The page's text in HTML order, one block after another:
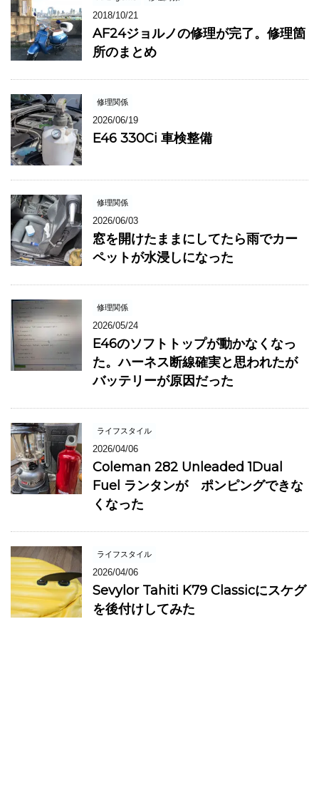
2018/10/21
AF24ジョルノの修理が完了。修理箇
所のまとめ
修理関係
2026/06/19
E46 330Ci 車検整備
修理関係
2026/06/03
窓を開けたままにしてたら雨でカー
ペットが水浸しになった
修理関係
2026/05/24
E46のソフトトップが動かなくなっ
た。ハーネス断線確実と思われたが
バッテリーが原因だった
ライフスタイル
2026/04/06
Coleman 282 Unleaded 1Dual
Fuel ランタンが ポンピングできな
くなった
ライフスタイル
2026/04/06
Sevylor Tahiti K79 Classicにスケグ
を後付けしてみた